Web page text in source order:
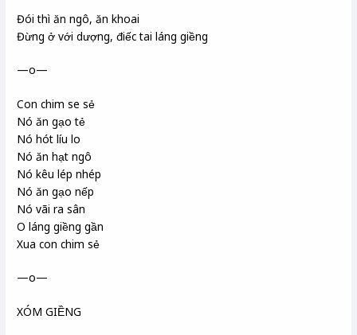
Đói thì ăn ngô, ăn khoai
Đừng ở với dượng, điếc tai láng giềng
—o—
Con chim se sẻ
Nó ăn gạo tẻ
Nó hót líu lo
Nó ăn hạt ngô
Nó kêu lép nhép
Nó ăn gạo nếp
Nó vãi ra sân
O láng giềng gần
Xua con chim sẻ
—o—
XÓM GIỀNG